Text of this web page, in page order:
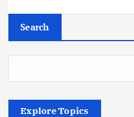
Search
Explore Topics